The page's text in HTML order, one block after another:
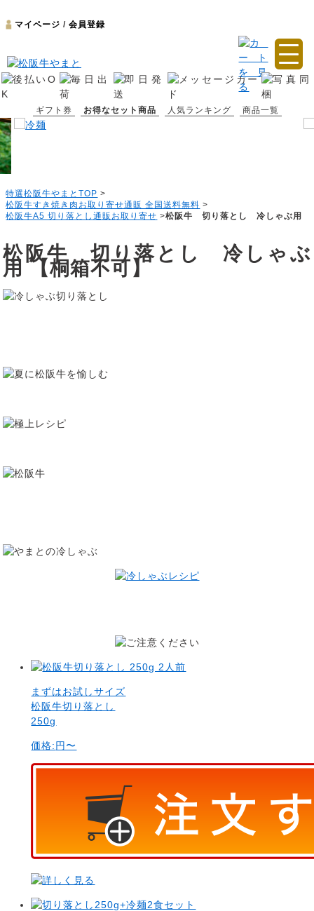
マイページ / 会員登録
ギフト券 お得なセット商品 人気ランキング 商品一覧
特選松阪牛やまとTOP >
松阪牛すき焼き肉お取り寄せ通販 全国送料無料 >
松阪牛A5 切り落とし通販お取り寄せ >松阪牛 切り落とし 冷しゃぶ用
松阪牛 切り落とし 冷しゃぶ
用 【桐箱不可】
まずはお試しサイズ
松阪牛切り落とし
250g
価格:円〜